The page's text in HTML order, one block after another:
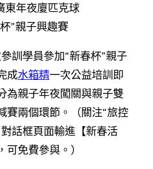
東年夜廈匹克球
”親子興趣賽
訓學員參加“新春杯”親子
成水箱精一次公益培訓即
為親子年夜闖關與親子雙
賽兩個環節。（關注“旅控
話框頁面輸進【新春活
免費參與。）